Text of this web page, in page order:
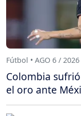
Fútbol • AGO 6 / 2026
Colombia
el oro ante